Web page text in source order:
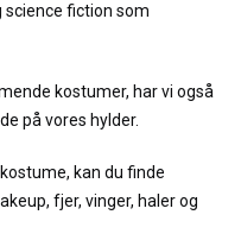
science fiction som
kostumer, har vi også
på vores hylder.
kan du finde
fjer, vinger, haler og